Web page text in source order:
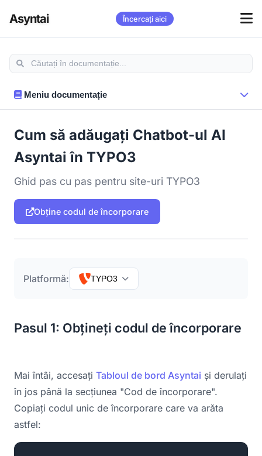
Asyntai Încercați aici
Meniu documentație
Cum să adăugați Chatbot-ul AI
Asyntai în TYPO3
Ghid pas cu pas pentru site-uri TYPO3
Obține codul de încorporare
Platformă: TYPO3
Pasul 1: Obțineți codul de încorporare
Mai întâi, accesați Tabloul de bord Asyntai și derulați
în jos până la secțiunea "Cod de încorporare".
Copiați codul unic de încorporare care va arăta
astfel: